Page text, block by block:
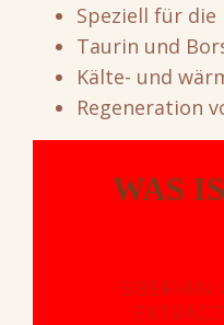
Speziell für
Taurin und
Kälte- und
Regeneration
WAS